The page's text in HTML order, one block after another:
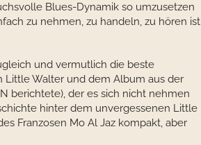
Blues-Dynamik so umzusetzen
zu nehmen, zu handeln, zu hören ist
und vermutlich die beste
Little Walter und dem Album aus der
berichtete), der es sich nicht nehmen
hinter dem unvergessenen Little
Franzosen Mo Al Jaz kompakt, aber